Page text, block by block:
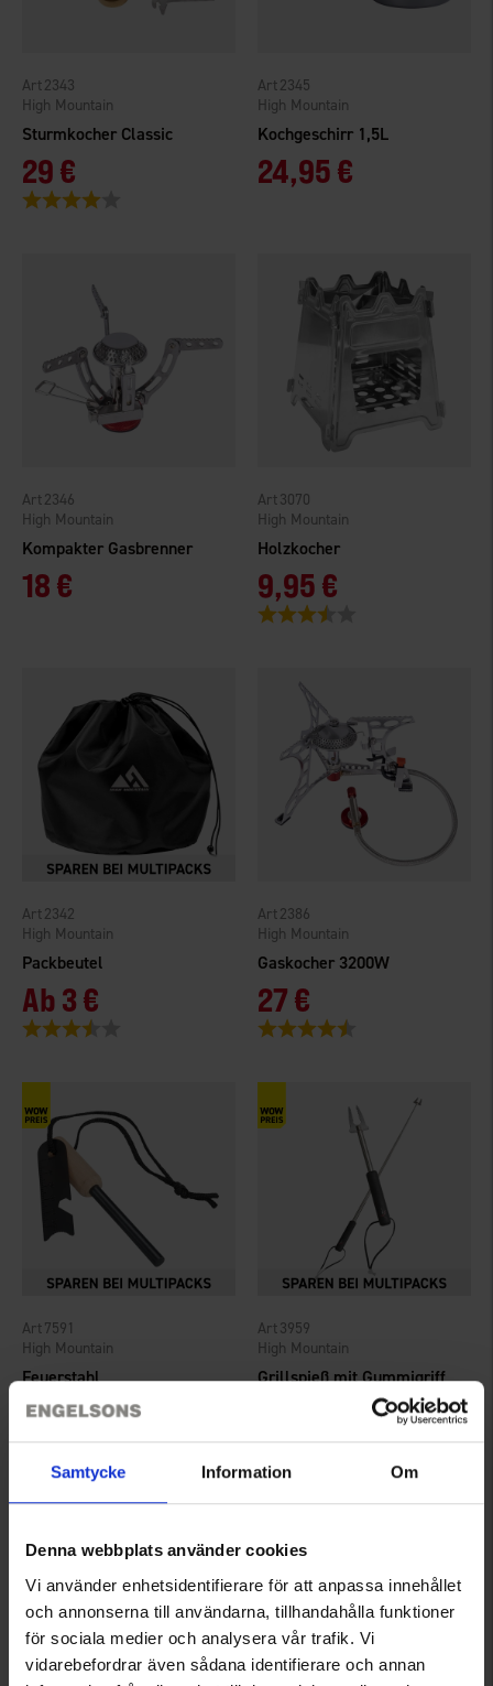
Samtycke Information Om
Denna webbplats använder cookies
Vi använder enhetsidentifierare för att anpassa innehållet
och annonserna till användarna, tillhandahålla funktioner
för sociala medier och analysera vår trafik. Vi
vidarebefordrar även sådana identifierare och annan
Sturmkocher Classic
High Mountain
2343
29 €
Bewertung:
Kochgeschirr 1,5L
High Mountain
2345
24,95 €
Kompakter Gasbrenner
High Mountain
2346
18 €
Holzkocher
High Mountain
3070
9,95 €
Bewertung:
Packbeutel
High Mountain
2342
Ab3 €
Bewertung:
Gaskocher 3200W
High Mountain
2386
27 €
Bewertung:
Feuerstahl
High Mountain
7591
Ab4,95 €
Bewertung: 4.2 von 5 Sternen
Grillspieß mit Gummigriff
High Mountain
3959
4,50 €
Bewertung: 4.4 von 5 Sternen